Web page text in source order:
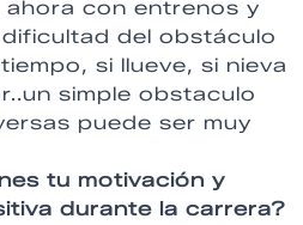
ahora con entrenos y
del obstáculo
si llueve, si nieva
simple obstaculo
puede ser muy
tu motivación y
durante la carrera?